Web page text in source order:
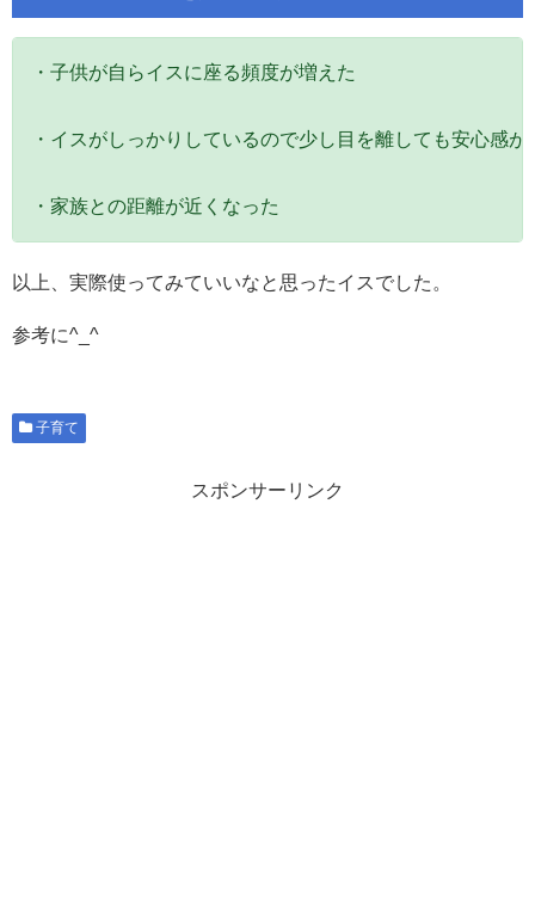
・子供が自らイスに座る頻度が増えた
・イスがしっかりしているので少し目を離しても安心感が
・家族との距離が近くなった
以上、実際使ってみていいなと思ったイスでした。
参考に^_^
子育て
スポンサーリンク